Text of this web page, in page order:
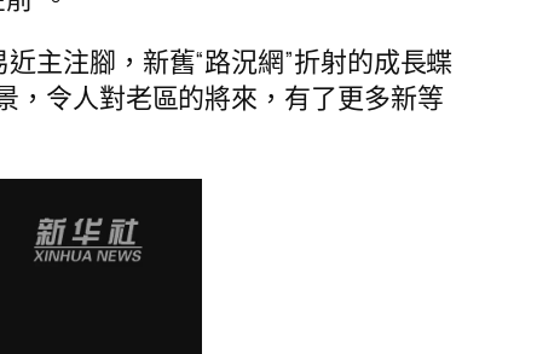
主注腳，新舊“路況網”折射的成長蝶
，令人對老區的將來，有了更多新等